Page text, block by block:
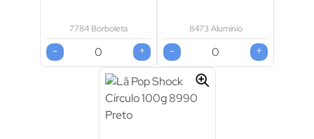
7784 Borboleta
- +
8473 Alumínio
- +